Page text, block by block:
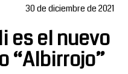
30 de diciembre de 2021
es el nuevo
“Albirrojo”